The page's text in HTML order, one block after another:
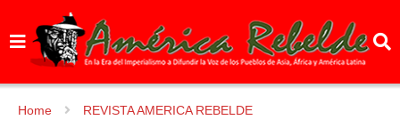
Home REVISTA AMERICA REBELDE